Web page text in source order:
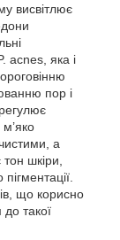
висвітлює
acnes, яка і
пор і
а
шкіри,
що корисно
такої